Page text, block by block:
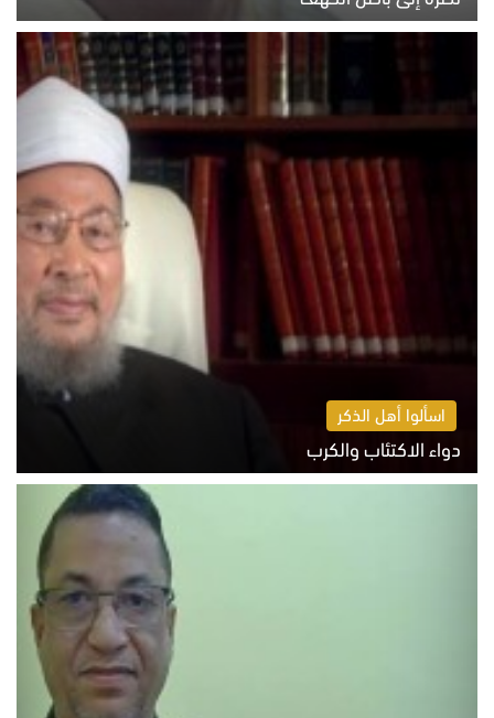
السبت 8 أغسطس 2026 11:04 ص
اسألوا أهل الذكر
دواء الاكتئاب والكرب
السبت 8 أغسطس 2026 10:54 ص